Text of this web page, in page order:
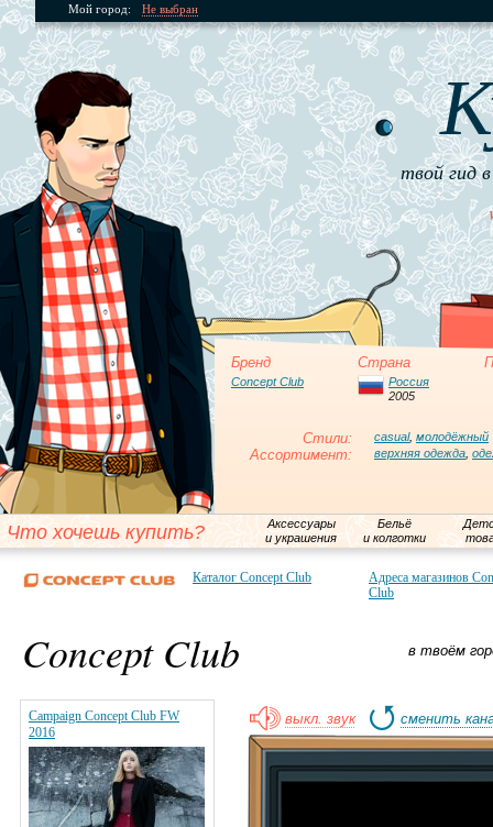
Мой город: Не выбран
твой гид
Бренд Страна
Concept Club
Россия
2005
Стили: casual, молодёжный
Ассортимент: верхняя одежда
Что хочешь купить?
Аксессуары
и украшения
Бельё
и колготки
Каталог Concept Club
Адреса магазинов
Club
в твоём
Concept Club
Campaign Concept Club FW
2016
выкл. звук сменить